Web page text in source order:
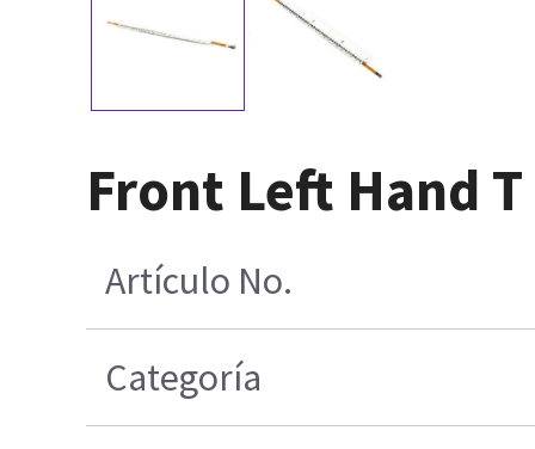
Front Left Hand
Artículo No.
Categoría